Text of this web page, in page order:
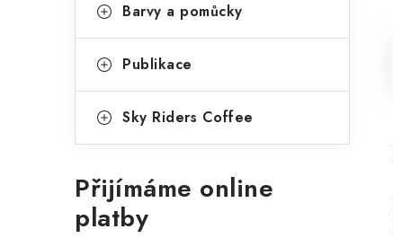
Barvy a pomůcky
Publikace
Sky Riders Coffee
Přijímáme online
platby